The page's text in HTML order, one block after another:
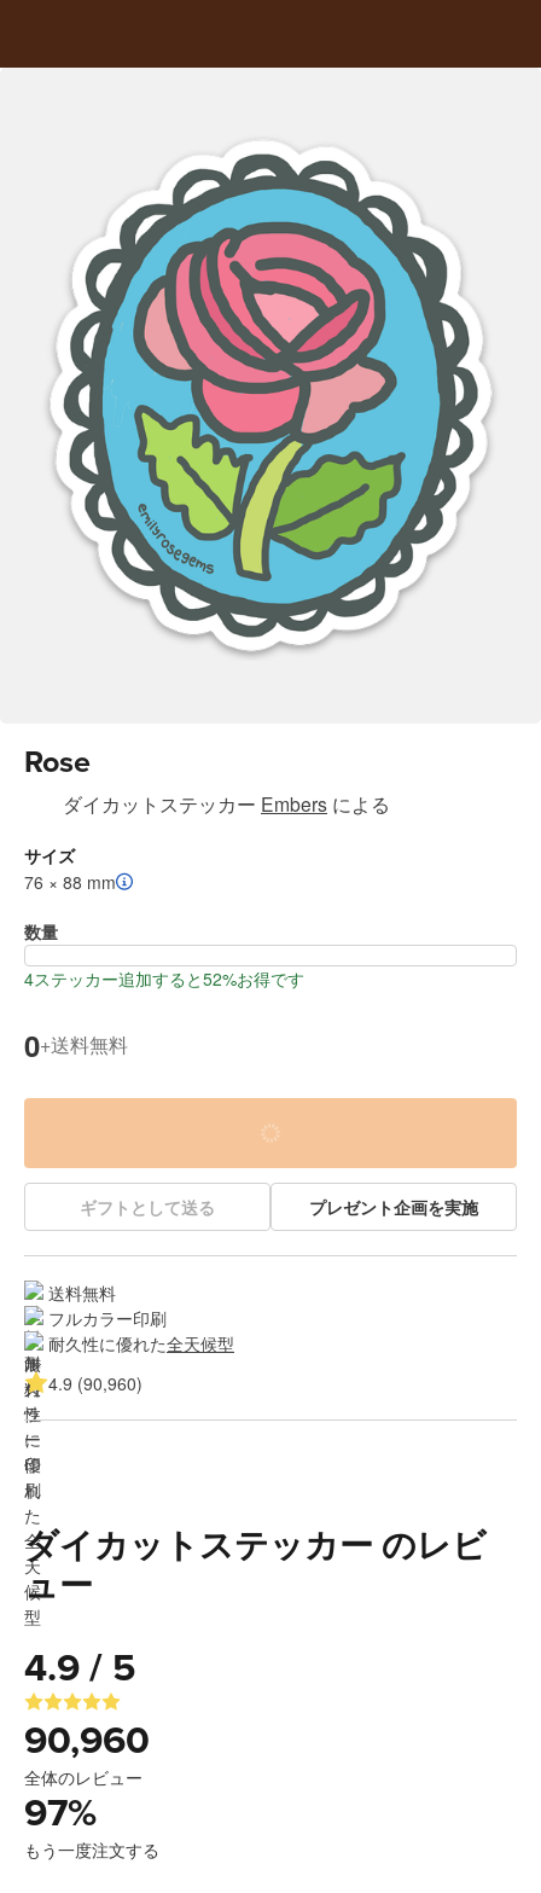
Rose
ダイカットステッカー Embers による
サイズ
76 × 88 mm
数量
4ステッカー追加すると52%お得です
0+送料無料
ギフトとして送る プレゼント企画を実施
送料無料
フルカラー印刷
耐久性に優れた全天候型
4.9 (90,960)
ダイカットステッカー のレビ
ュー
4.9 / 5
90,960
全体のレビュー
97%
もう一度注文する